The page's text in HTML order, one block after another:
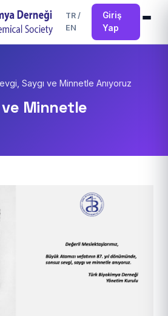
TR /
EN
Giriş
Yap
Saygı ve Minnetle Anıyoruz
ve Minnetle